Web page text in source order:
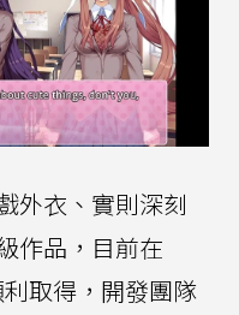
外衣、實則深刻
作品，目前在
取得，開發團隊